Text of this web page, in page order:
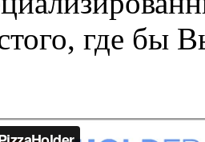
где бы